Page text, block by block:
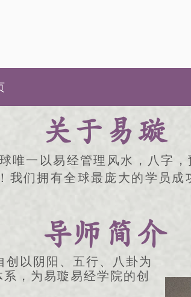
关于易璇
唯一以易经管理风水，八字，
我们拥有全球最庞大的学员
导师简介
创以阴阳、五行、八卦为
，为易璇易经学院的创